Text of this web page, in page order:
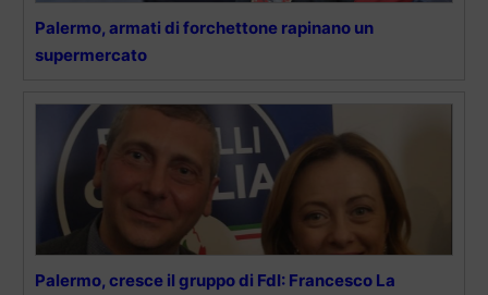
Palermo, armati di forchettone rapinano un
supermercato
Palermo, cresce il gruppo di FdI: Francesco La